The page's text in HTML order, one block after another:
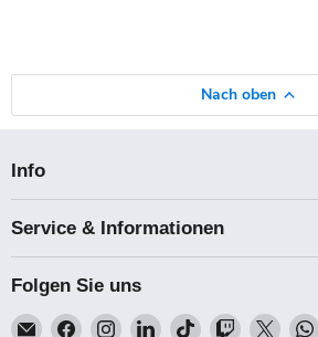
Nach oben
Info
Service & Informationen
Folgen Sie uns
EmailFindenFindenFindenFindenFinden